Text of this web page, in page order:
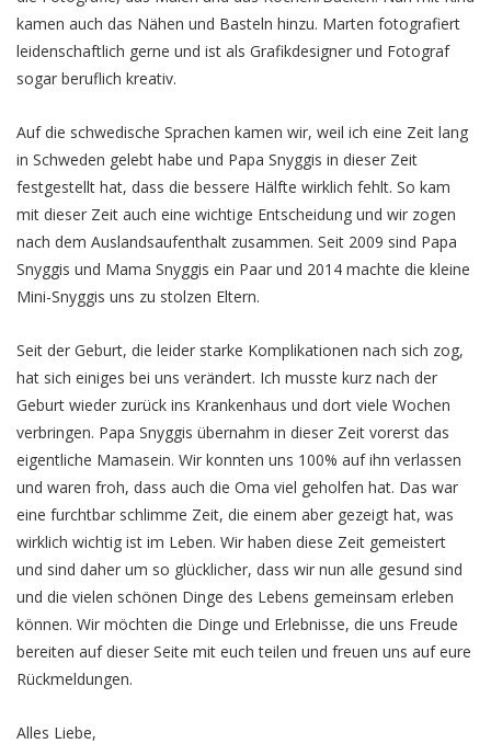
kamen auch das Nähen und Basteln hinzu. Marten fotografiert
leidenschaftlich gerne und ist als Grafikdesigner und Fotograf
sogar beruflich kreativ.
Auf die schwedische Sprachen kamen wir, weil ich eine Zeit lang
in Schweden gelebt habe und Papa Snyggis in dieser Zeit
festgestellt hat, dass die bessere Hälfte wirklich fehlt. So kam
mit dieser Zeit auch eine wichtige Entscheidung und wir zogen
nach dem Auslandsaufenthalt zusammen. Seit 2009 sind Papa
Snyggis und Mama Snyggis ein Paar und 2014 machte die kleine
Mini-Snyggis uns zu stolzen Eltern.
Seit der Geburt, die leider starke Komplikationen nach sich zog,
hat sich einiges bei uns verändert. Ich musste kurz nach der
Geburt wieder zurück ins Krankenhaus und dort viele Wochen
verbringen. Papa Snyggis übernahm in dieser Zeit vorerst das
eigentliche Mamasein. Wir konnten uns 100% auf ihn verlassen
und waren froh, dass auch die Oma viel geholfen hat. Das war
eine furchtbar schlimme Zeit, die einem aber gezeigt hat, was
wirklich wichtig ist im Leben. Wir haben diese Zeit gemeistert
und sind daher um so glücklicher, dass wir nun alle gesund sind
und die vielen schönen Dinge des Lebens gemeinsam erleben
können. Wir möchten die Dinge und Erlebnisse, die uns Freude
bereiten auf dieser Seite mit euch teilen und freuen uns auf eure
Rückmeldungen.
Alles Liebe,